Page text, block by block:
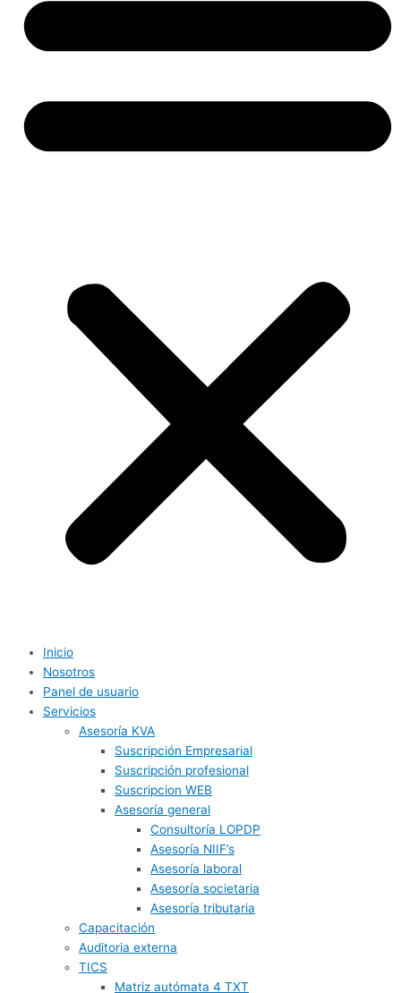
Inicio
Nosotros
Panel de usuario
Servicios
Asesoría KVA
Suscripción Empresarial
Suscripción profesional
Suscripcion WEB
Asesoría general
Consultoría LOPDP
Asesoría NIIF’s
Asesoría laboral
Asesoría societaria
Asesoría tributaria
Capacitación
Auditoria externa
TICS
Matriz autómata 4 TXT